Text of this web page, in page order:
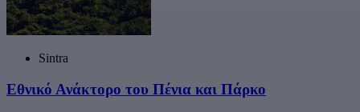
Sintra
Εθνικό Ανάκτορο του Πένια και Πάρκο